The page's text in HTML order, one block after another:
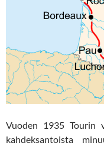
Vuoden 1935 Tourin
kahdeksantoista